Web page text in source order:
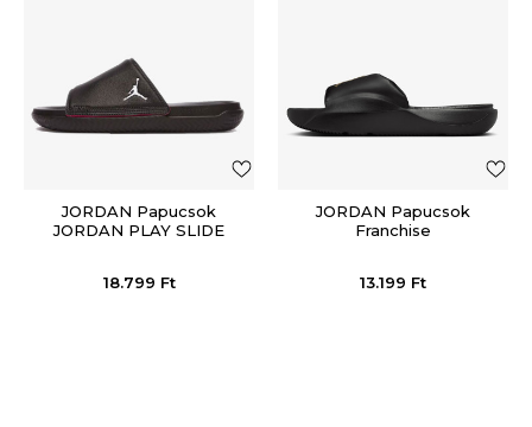
JORDAN Papucsok
JORDAN PLAY SLIDE
18.799 Ft
JORDAN Papucsok
Franchise
13.199 Ft